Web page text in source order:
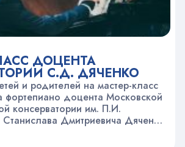
ДОЦЕНТА
С.Д. ДЯЧЕНКО
и родителей на мастер-класс
фортепиано доцента Московской
консерватории им. П.И.
Дмитриевича Дяченко
27 апреля в 19.00. по адресу: